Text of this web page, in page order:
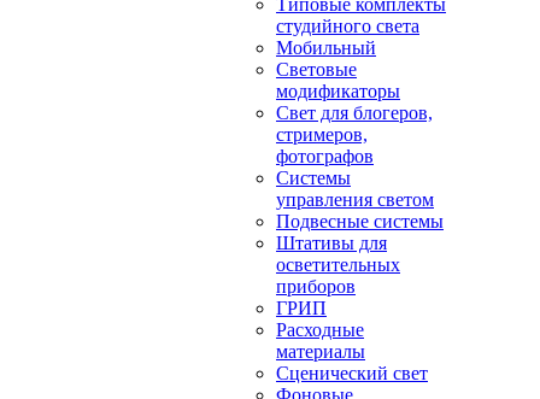
Типовые комплекты
студийного света
Мобильный
Световые
модификаторы
Свет для блогеров,
стримеров,
фотографов
Системы
управления светом
Подвесные системы
Штативы для
осветительных
приборов
ГРИП
Расходные
материалы
Сценический свет
Фоновые